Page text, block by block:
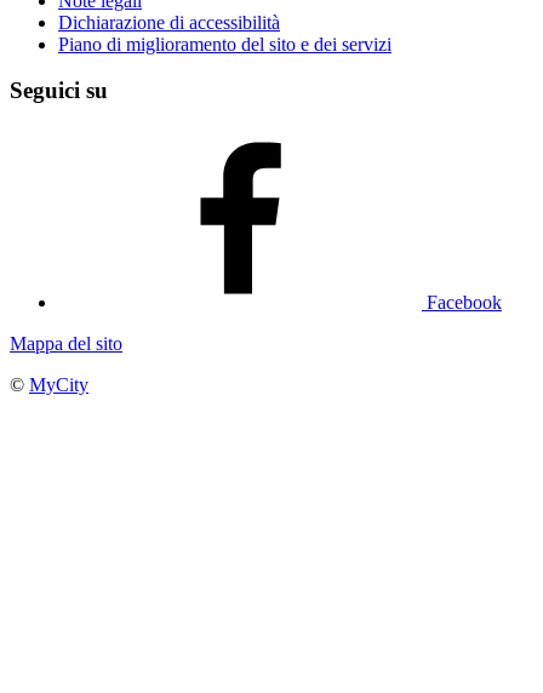
Dichiarazione di accessibilità
Piano di miglioramento del sito e dei servizi
Seguici su
Facebook
Mappa del sito
© MyCity